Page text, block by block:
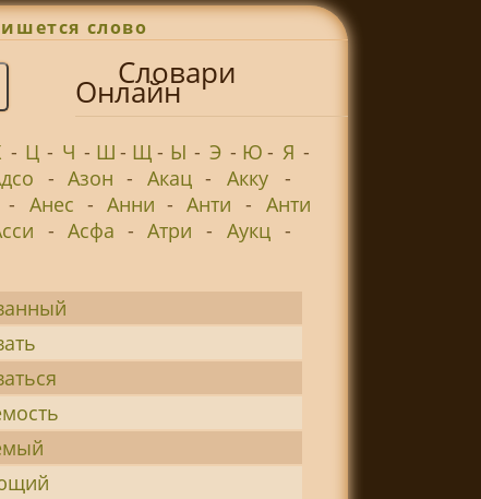
слово
Словари
Онлайн
- Ц - Ч - Ш - Щ - Ы - Э - Ю- Я -
- Азон - Акац - Акку
-
- Анес - Анни - Анти - Анти
- Асфа - Атри - Аукц -